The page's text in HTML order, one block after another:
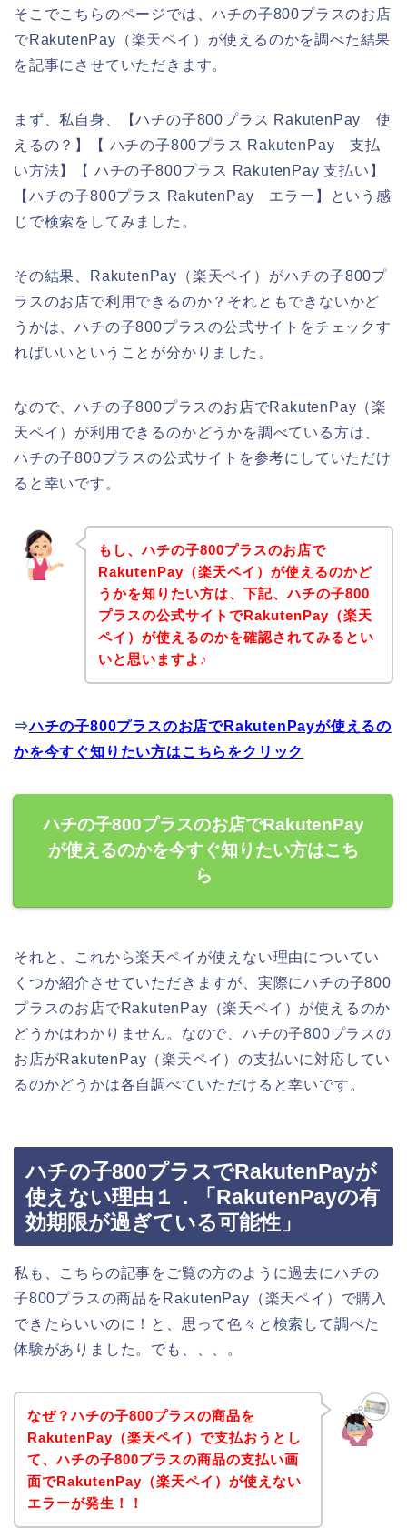
そこでこちらのページでは、ハチの子800プラスのお店
でRakutenPay（楽天ペイ）が使えるのかを調べた結果
を記事にさせていただきます。
まず、私自身、【ハチの子800プラス RakutenPay 使
えるの？】【 ハチの子800プラス RakutenPay 支払
い方法】【 ハチの子800プラス RakutenPay 支払い】
【ハチの子800プラス RakutenPay エラー】という感
じで検索をしてみました。
その結果、RakutenPay（楽天ペイ）がハチの子800プ
ラスのお店で利用できるのか？それともできないかど
うかは、ハチの子800プラスの公式サイトをチェックす
ればいいということが分かりました。
なので、ハチの子800プラスのお店でRakutenPay（楽
天ペイ）が利用できるのかどうかを調べている方は、
ハチの子800プラスの公式サイトを参考にしていただけ
ると幸いです。
もし、ハチの子800プラスのお店で
RakutenPay（楽天ペイ）が使えるのかど
うかを知りたい方は、下記、ハチの子800
プラスの公式サイトでRakutenPay（楽天
ペイ）が使えるのかを確認されてみるとい
いと思いますよ♪
⇒ハチの子800プラスのお店でRakutenPayが使えるの
かを今すぐ知りたい方はこちらをクリック
ハチの子800プラスのお店でRakutenPay
が使えるのかを今すぐ知りたい方はこち
ら
それと、これから楽天ペイが使えない理由についてい
くつか紹介させていただきますが、実際にハチの子800
プラスのお店でRakutenPay（楽天ペイ）が使えるのか
どうかはわかりません。なので、ハチの子800プラスの
お店がRakutenPay（楽天ペイ）の支払いに対応してい
るのかどうかは各自調べていただけると幸いです。
ハチの子800プラスでRakutenPayが
使えない理由１．「RakutenPayの有
効期限が過ぎている可能性」
私も、こちらの記事をご覧の方のように過去にハチの
子800プラスの商品をRakutenPay（楽天ペイ）で購入
できたらいいのに！と、思って色々と検索して調べた
体験がありました。でも、、、。
なぜ？ハチの子800プラスの商品を
RakutenPay（楽天ペイ）で支払おうとし
て、ハチの子800プラスの商品の支払い画
面でRakutenPay（楽天ペイ）が使えない
エラーが発生！！